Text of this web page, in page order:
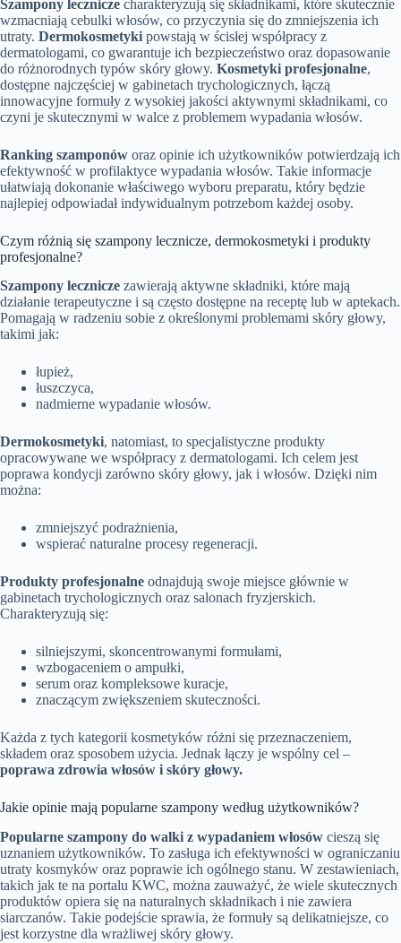
Szampony lecznicze charakteryzują się składnikami, które skutecznie
wzmacniają cebulki włosów, co przyczynia się do zmniejszenia ich
utraty. Dermokosmetyki powstają w ścisłej współpracy z
dermatologami, co gwarantuje ich bezpieczeństwo oraz dopasowanie
do różnorodnych typów skóry głowy. Kosmetyki profesjonalne,
dostępne najczęściej w gabinetach trychologicznych, łączą
innowacyjne formuły z wysokiej jakości aktywnymi składnikami, co
czyni je skutecznymi w walce z problemem wypadania włosów.
Ranking szamponów oraz opinie ich użytkowników potwierdzają ich
efektywność w profilaktyce wypadania włosów. Takie informacje
ułatwiają dokonanie właściwego wyboru preparatu, który będzie
najlepiej odpowiadał indywidualnym potrzebom każdej osoby.
Czym różnią się szampony lecznicze, dermokosmetyki i produkty
profesjonalne?
Szampony lecznicze zawierają aktywne składniki, które mają
działanie terapeutyczne i są często dostępne na receptę lub w aptekach.
Pomagają w radzeniu sobie z określonymi problemami skóry głowy,
takimi jak:
łupież,
łuszczyca,
nadmierne wypadanie włosów.
Dermokosmetyki, natomiast, to specjalistyczne produkty
opracowywane we współpracy z dermatologami. Ich celem jest
poprawa kondycji zarówno skóry głowy, jak i włosów. Dzięki nim
można:
zmniejszyć podrażnienia,
wspierać naturalne procesy regeneracji.
Produkty profesjonalne odnajdują swoje miejsce głównie w
gabinetach trychologicznych oraz salonach fryzjerskich.
Charakteryzują się:
silniejszymi, skoncentrowanymi formułami,
wzbogaceniem o ampułki,
serum oraz kompleksowe kuracje,
znaczącym zwiększeniem skuteczności.
Każda z tych kategorii kosmetyków różni się przeznaczeniem,
składem oraz sposobem użycia. Jednak łączy je wspólny cel –
poprawa zdrowia włosów i skóry głowy.
Jakie opinie mają popularne szampony według użytkowników?
Popularne szampony do walki z wypadaniem włosów cieszą się
uznaniem użytkowników. To zasługa ich efektywności w ograniczaniu
utraty kosmyków oraz poprawie ich ogólnego stanu. W zestawieniach,
takich jak te na portalu KWC, można zauważyć, że wiele skutecznych
produktów opiera się na naturalnych składnikach i nie zawiera
siarczanów. Takie podejście sprawia, że formuły są delikatniejsze, co
jest korzystne dla wrażliwej skóry głowy.